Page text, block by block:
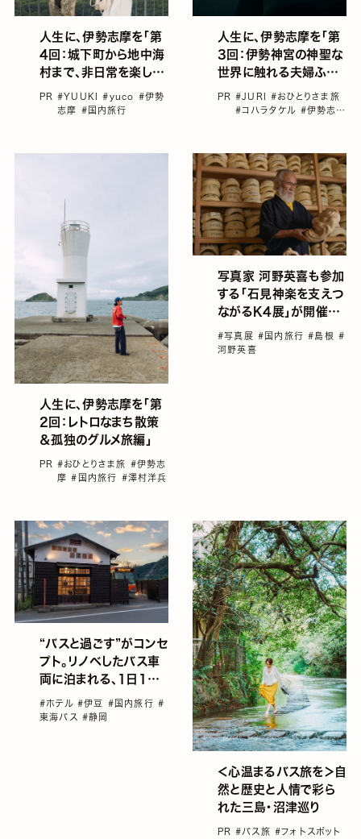
人生に、伊勢志摩を「第
4回：城下町から地中海
村まで、非日常を楽しむ
PR #YUUKI#yuco #伊勢
志摩 #国内旅行
人生に、伊勢志摩を「第
3回：伊勢神宮の神聖な
世界に触れる夫婦ふた
PR #JURI#おひとりさま旅
#コハラタケル #伊勢志摩
人生に、伊勢志摩を「第
2回：レトロなまち散策
＆孤独のグルメ旅編」
PR #おひとりさま旅 #伊勢志
摩#国内旅行 #澤村洋兵
写真家 河野英喜も参加
する「石見神楽を支えつ
ながるK4展」が開催。
島根の郷土芸能「石見
神楽」に思いをはせる
#写真展 #国内旅行#島根 #
河野英喜
“バスと過ごす”がコンセ
プト。リノベしたバス車
両に泊まれる、1日1組
限定の宿泊施設「ばすて
い」が西伊豆にオープン
#ホテル #伊豆 #国内旅行 #
東海バス #静岡
＜心温まるバス旅を＞自
然と歴史と人情で彩ら
れた三島・沼津巡り
PR #バス旅 #フォトスポット